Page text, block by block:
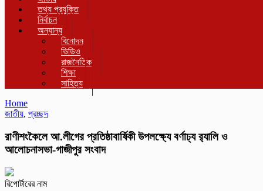
তথ্য প্রযুক্তি
নির্বাচন
অন্যান্য
বিনোদন
ভিডিও
রাজনৈতিক
শিক্ষা
সাহিত্য
Home
জাতীয়, প্রচ্ছদ
রাণীশংকৈলে আ.লীগের প্রতিষ্ঠাবার্ষিকী উপলক্ষ্যে বর্ণাঢ্য র‍্যালি ও
আলোচনাসভা-গাজীপুর সংবাদ
রিপোর্টারের নাম